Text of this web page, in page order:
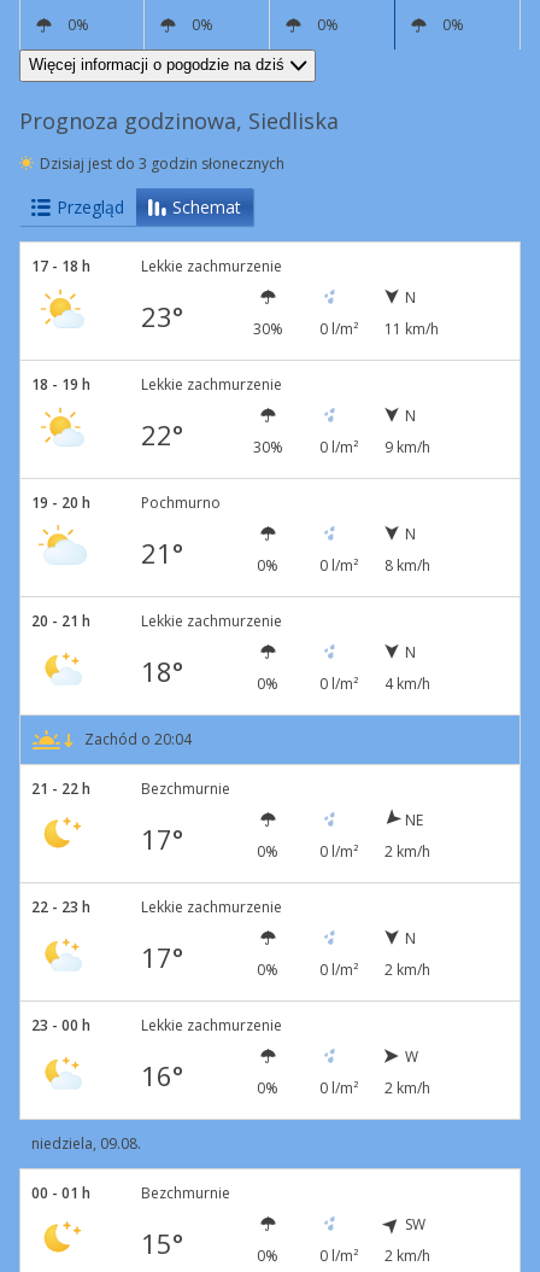
0%
0% 0%
0%
N
12 km/h N
6 km/h
Więcej informacji o pogodzie na dziś
Prognoza godzinowa, Siedliska
Dzisiaj jest do 3 godzin słonecznych
Przegląd Schemat
17 - 18 h Lekkie zachmurzenie
23° 30% 0 l/m²
N
11 km/h
18 - 19 h Lekkie zachmurzenie
22° 30% 0 l/m²
N
9 km/h
19 - 20 h Pochmurno
21° 0% 0 l/m²
N
8 km/h
20 - 21 h Lekkie zachmurzenie
18° 0% 0 l/m²
N
4 km/h
Zachód o 20:04
21 - 22 h Bezchmurnie
17° 0% 0 l/m²
NE
2 km/h
22 - 23 h Lekkie zachmurzenie
17° 0% 0 l/m²
N
2 km/h
23 - 00 h Lekkie zachmurzenie
16° 0% 0 l/m²
W
2 km/h
niedziela, 09.08.
00 - 01 h Bezchmurnie
15° 0% 0 l/m²
SW
2 km/h